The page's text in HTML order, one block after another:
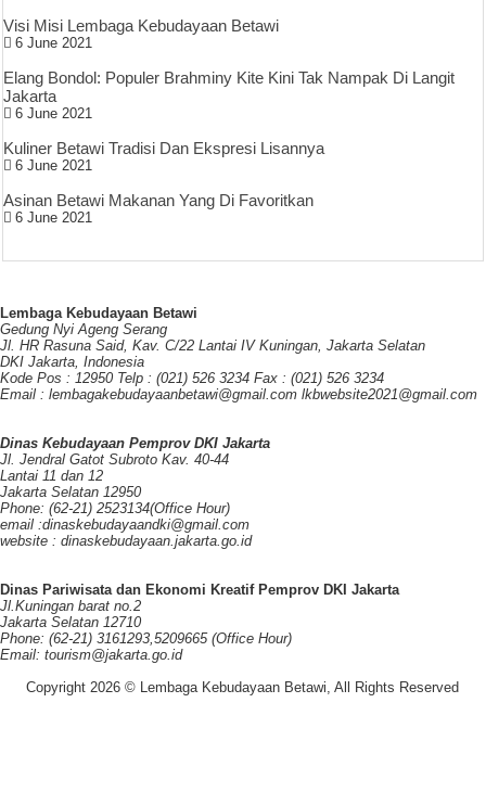
Visi Misi Lembaga Kebudayaan Betawi
6 June 2021
Elang Bondol: Populer Brahminy Kite Kini Tak Nampak Di Langit
Jakarta
6 June 2021
Kuliner Betawi Tradisi Dan Ekspresi Lisannya
6 June 2021
Asinan Betawi Makanan Yang Di Favoritkan
6 June 2021
Lembaga Kebudayaan Betawi
Gedung Nyi Ageng Serang
Jl. HR Rasuna Said, Kav. C/22 Lantai IV Kuningan, Jakarta Selatan
DKI Jakarta, Indonesia
Kode Pos : 12950 Telp : (021) 526 3234 Fax : (021) 526 3234
Email : lembagakebudayaanbetawi@gmail.com lkbwebsite2021@gmail.com
Dinas Kebudayaan Pemprov DKI Jakarta
Jl. Jendral Gatot Subroto Kav. 40-44
Lantai 11 dan 12
Jakarta Selatan 12950
Phone: (62-21) 2523134(Office Hour)
email :dinaskebudayaandki@gmail.com
website : dinaskebudayaan.jakarta.go.id
Dinas Pariwisata dan Ekonomi Kreatif Pemprov DKI Jakarta
Jl.Kuningan barat no.2
Jakarta Selatan 12710
Phone: (62-21) 3161293,5209665 (Office Hour)
Email: tourism@jakarta.go.id
Copyright 2026 © Lembaga Kebudayaan Betawi, All Rights Reserved